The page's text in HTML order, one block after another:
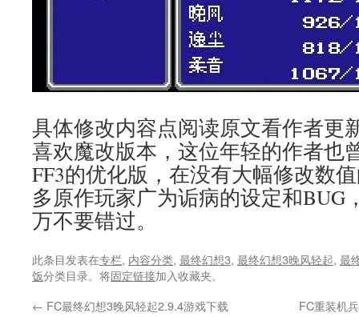
具体修改内容点阅读原文看作者更
喜欢魔改版本，这位年轻的作者也
FF3的优化版，在没有大幅修改数
多原作玩家广为诟病的设定和BUG
万不要错过。
此条目发表在专栏, 内容分类, 最终幻想3, 最终幻想3晚风轻起, 最
饭分类目录。将固定链接加入收藏夹。
← FC最终幻想3晚风轻起2.9.4游戏下载 FC重装机